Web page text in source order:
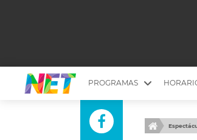
PROGRAMAS
MESA PICANTE